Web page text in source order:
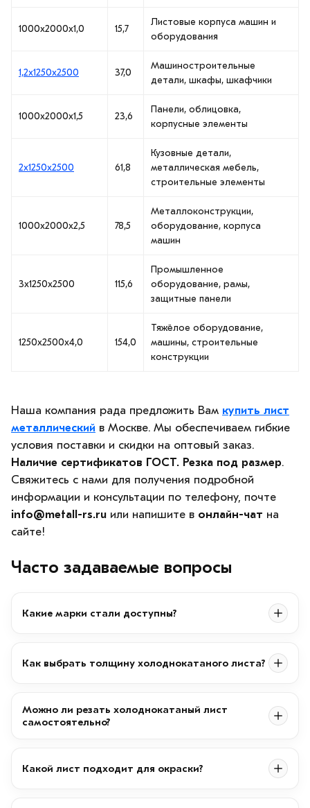
1000х2000х1,0 15,7
Листовые корпуса машин и
оборудования
1,2х1250х2500 37,0
Машиностроительные
детали, шкафы, шкафчики
1000х2000х1,5 23,6
Панели, облицовка,
корпусные элементы
2х1250х2500 61,8
Кузовные детали,
металлическая мебель,
строительные элементы
1000х2000х2,5 78,5
Металлоконструкции,
оборудование, корпуса
машин
3х1250х2500 115,6
Промышленное
оборудование, рамы,
защитные панели
1250х2500х4,0 154,0
Тяжёлое оборудование,
машины, строительные
конструкции
Наша компания рада предложить Вам купить лист
металлический в Москве. Мы обеспечиваем гибкие
условия поставки и скидки на оптовый заказ.
Наличие сертификатов ГОСТ. Резка под размер.
Свяжитесь с нами для получения подробной
информации и консультации по телефону, почте
info@metall-rs.ru или напишите в онлайн-чат на
сайте!
Часто задаваемые вопросы
Какие марки стали доступны?
Как выбрать толщину холоднокатаного листа?
Можно ли резать холоднокатаный лист
самостоятельно?
Какой лист подходит для окраски?